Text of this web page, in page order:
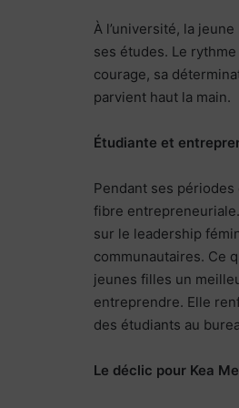
À l’université, la
ses études. Le
courage, sa
parvient haut la main.
Étudiante et
Pendant ses périodes
fibre
sur le leadership
communautaires. Ce
jeunes filles un
entreprendre. Elle
des étudiants au
Le déclic pour Kea